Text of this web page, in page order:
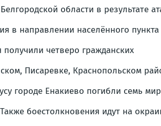
области в результате
в направлении населённого
получили четверо гражданских
Писаревке, Краснопольском
городе Енакиево погибли семь
боестолкновения идут на